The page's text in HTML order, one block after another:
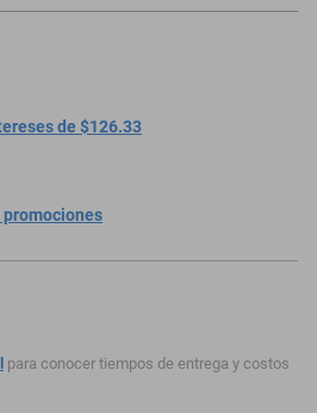
de $126.33
promociones
para conocer tiempos de entrega y costos